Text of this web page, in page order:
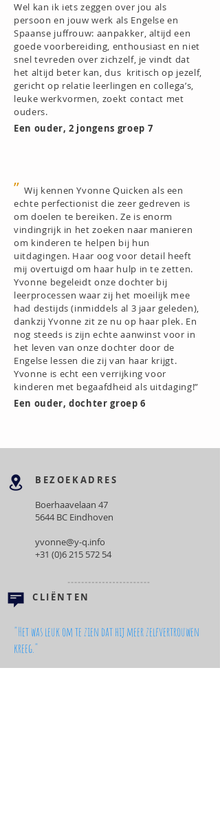
Wel kan ik iets zeggen over jou als
persoon en jouw werk als Engelse en
Spaanse juffrouw: aanpakker, altijd een
goede voorbereiding, enthousiast en niet
snel tevreden over zichzelf, je vindt dat
het altijd beter kan, dus kritisch op jezelf,
gericht op relatie leerlingen en collega’s,
leuke werkvormen, zoekt contact met
ouders.
​Een ouder, 2 jongens groep 7
” Wij kennen Yvonne Quicken als een
echte perfectionist die zeer gedreven is
om doelen te bereiken. Ze is enorm
vindingrijk in het zoeken naar manieren
om kinderen te helpen bij hun
uitdagingen. Haar oog voor detail heeft
mij overtuigd om haar hulp in te zetten.
Yvonne begeleidt onze dochter bij
leerprocessen waar zij het moeilijk mee
had destijds (inmiddels al 3 jaar geleden),
dankzij Yvonne zit ze nu op haar plek. En
nog steeds is zijn echte aanwinst voor in
het leven van onze dochter door de
Engelse lessen die zij van haar krijgt.
Yvonne is echt een verrijking voor
kinderen met begaafdheid als uitdaging!”
​Een ouder, dochter groep 6
BEZOEKADRES
Boerhaavelaan 47
5644 BC Eindhoven
yvonne@y-q.info
+31 (0)6 215 572 54
CLIËNTEN
"Het was leuk om te zien dat hij meer zelfvertrouwen
kreeg."